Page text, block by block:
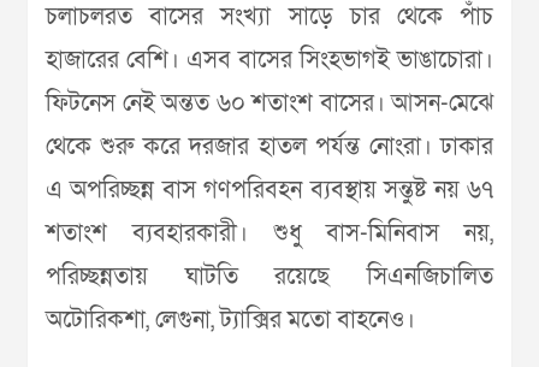
চলাচলরত বাসের সংখ্যা সাড়ে চার থেকে পাঁচ
হাজারের বেশি। এসব বাসের সিংহভাগই ভাঙাচোরা।
ফিটনেস নেই অন্তত ৬০ শতাংশ বাসের। আসন-মেঝে
থেকে শুরু করে দরজার হাতল পর্যন্ত নোংরা। ঢাকার
এ অপরিচ্ছন্ন বাস গণপরিবহন ব্যবস্থায় সন্তুষ্ট নয় ৬৭
শতাংশ ব্যবহারকারী। শুধু বাস-মিনিবাস নয়,
পরিচ্ছন্নতায় ঘাটতি রয়েছে সিএনজিচালিত
অটোরিকশা, লেগুনা, ট্যাক্সির মতো বাহনেও।